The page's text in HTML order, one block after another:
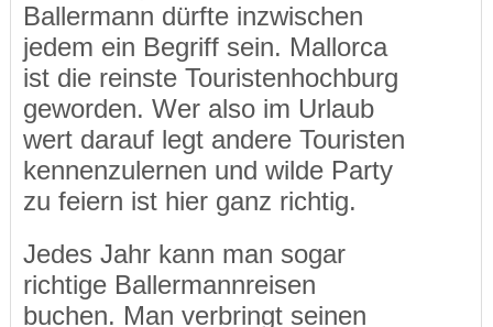
Ballermann dürfte inzwischen
jedem ein Begriff sein. Mallorca
ist die reinste Touristenhochburg
geworden. Wer also im Urlaub
wert darauf legt andere Touristen
kennenzulernen und wilde Party
zu feiern ist hier ganz richtig.
Jedes Jahr kann man sogar
richtige Ballermannreisen
buchen. Man verbringt seinen